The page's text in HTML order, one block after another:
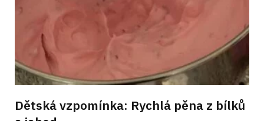
Dětská vzpomínka: Rychlá pěna z bílků